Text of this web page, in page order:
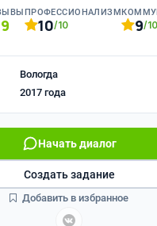
ПРОФЕССИОНАЛИЗМ
10/10 9/10
Вологда
2017 года
Начать диалог
Создать задание
Добавить в избранное